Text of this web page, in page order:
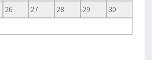
26 27 28 29
30